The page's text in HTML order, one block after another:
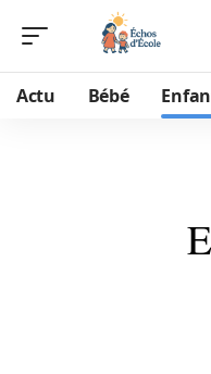
Actu Bébé